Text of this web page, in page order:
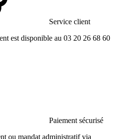
Service client
est disponible au 03 20 26 68 60
Paiement sécurisé
ou mandat administratif via